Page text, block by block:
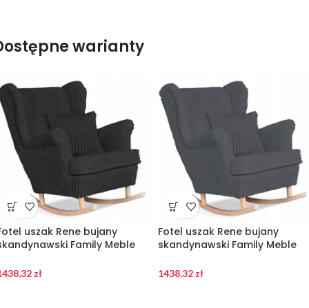
warianty
uszak Rene bujany
Family Meble
zł
Fotel uszak Rene bujany
skandynawski Family Meble
1438,32 zł